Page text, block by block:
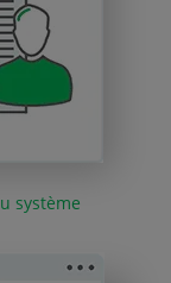
système